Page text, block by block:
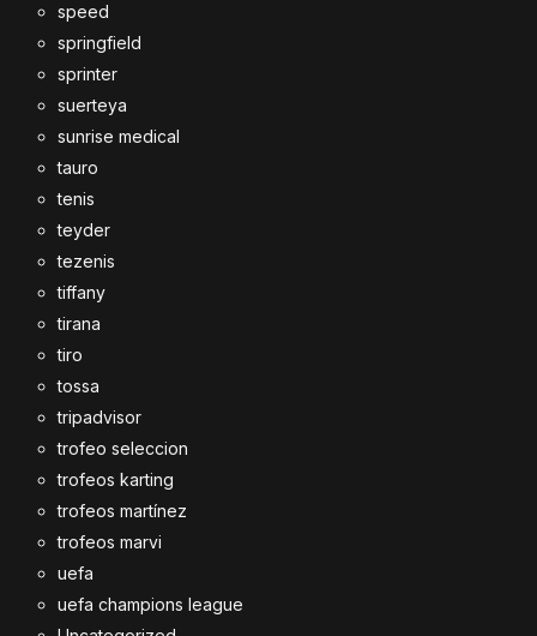
speed
springfield
sprinter
suerteya
sunrise medical
tauro
tenis
teyder
tezenis
tiffany
tirana
tiro
tossa
tripadvisor
trofeo seleccion
trofeos karting
trofeos martínez
trofeos marvi
uefa
uefa champions league